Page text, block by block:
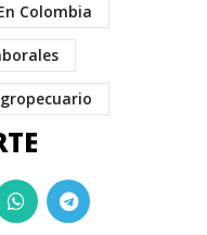
Colombia